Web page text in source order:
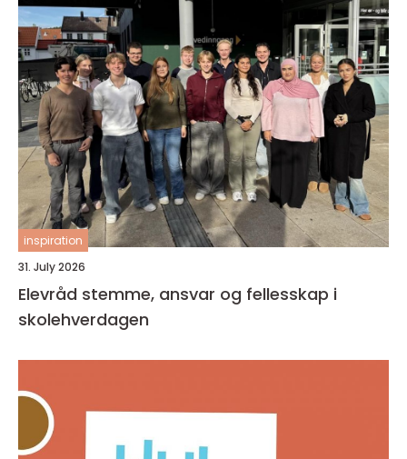
inspiration
31. July 2026
Elevråd stemme, ansvar og fellesskap i
skolehverdagen